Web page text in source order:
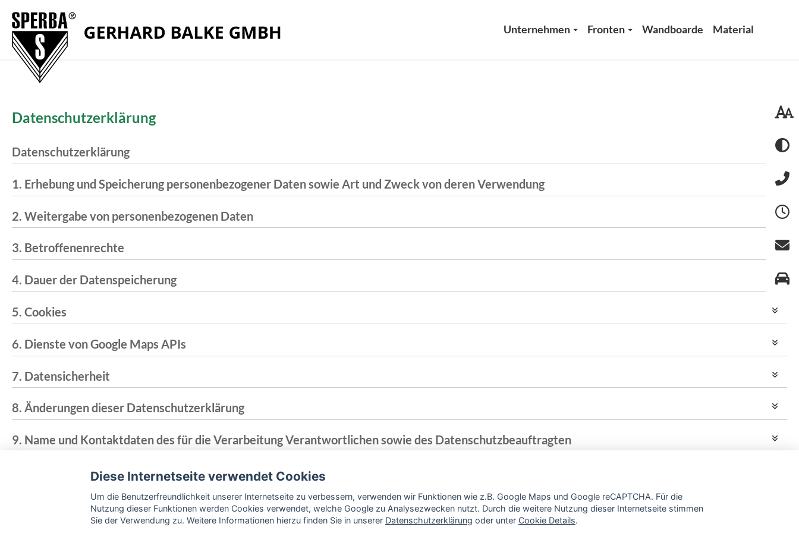
Zum Menü springen
Zur Funktionsleiste springen
Zum Inhalt springen
Unternehmen Fronten Wandboarde Material
Datenschutzerklärung
Datenschutzerklärung
1. Erhebung und Speicherung personenbezogener Daten sowie Art und Zweck von deren Verwendung
2. Weitergabe von personenbezogenen Daten
3. Betroffenenrechte
4. Dauer der Datenspeicherung
5. Cookies
6. Dienste von Google Maps APIs
7. Datensicherheit
8. Änderungen dieser Datenschutzerklärung
9. Name und Kontaktdaten des für die Verarbeitung Verantwortlichen sowie des Datenschutzbeauftragten
Diese Internetseite verwendet Cookies
Um die Benutzerfreundlichkeit unserer Internetseite zu verbessern, verwenden wir Funktionen wie z.B. Google Maps und Google reCAPTCHA. Für die
Nutzung dieser Funktionen werden Cookies verwendet, welche Google zu Analysezwecken nutzt. Durch die weitere Nutzung dieser Internetseite stimmen
Sie der Verwendung zu. Weitere Informationen hierzu finden Sie in unserer Datenschutzerklärung oder unter Cookie Details.